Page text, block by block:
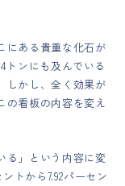
にある貴重な化石が
トンにも及んでいる
しかし、全く効果が
の看板の内容を変え
る」という内容に変
トから7.92パーセン